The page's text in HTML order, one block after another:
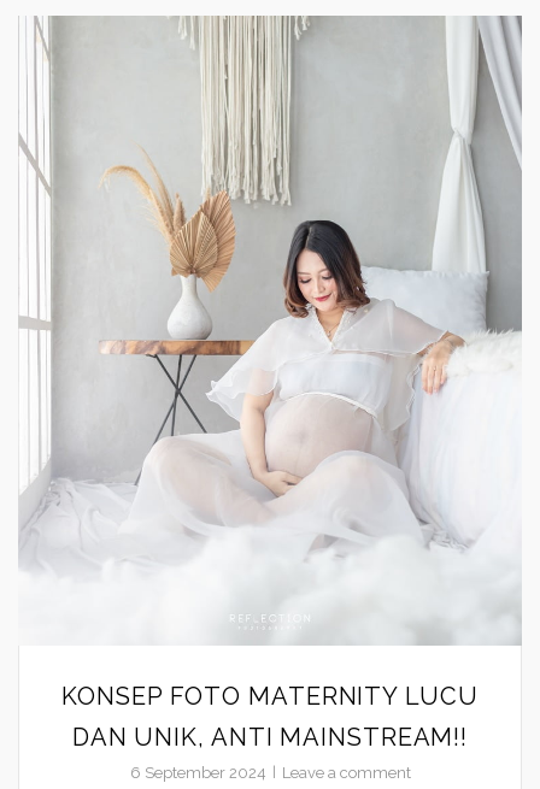
KONSEP FOTO MATERNITY LUCU
DAN UNIK, ANTI MAINSTREAM!!
6 September 2024 Leave a comment